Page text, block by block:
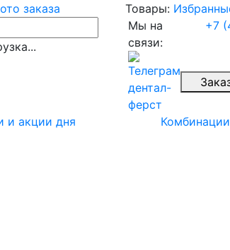
заказа Товары:
Мы на
связи:
+7
и акции дня